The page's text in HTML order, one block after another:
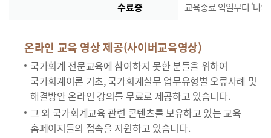
수료증 교육종료 익일부터 ‘나
온라인 교육 영상 제공(사이버교육영상)
국가회계 전문교육에 참여하지 못한 분들을 위하여
국가회계이론 기초, 국가회계실무 업무유형별 오류사례 및
해결방안 온라인 강의를 무료로 제공하고 있습니다.
그 외 국가회계교육 관련 콘텐츠를 보유하고 있는 교육
홈페이지들의 접속을 지원하고 있습니다.